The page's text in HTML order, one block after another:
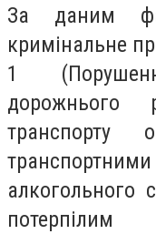
За даним
кримінальне
1
дорожнього
транспорту
алкогольного
потерпілим